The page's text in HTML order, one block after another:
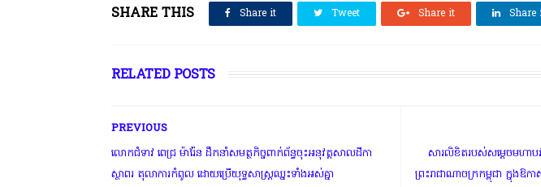
SHARE THIS Share it Tweet Share it Share
RELATED POSTS
សារលិខិតរបស់សម្តេចមហាប
ព្រះរាជាណាចក្រកម្ពុជា ក្នុងឱ
PREVIOUS
លោកជំទាវ ពេជ្រ ម៉ារ៉ែន ដឹកនាំសមត្ថកិច្ចពាក់ព័ន្ធចុះអនុវត្តសាលដីកា
ស្ថាពរ តុលាការកំពូល ដោយប្រើយុទ្ធសាស្ត្រឈ្នះទាំងអស់គ្នា
ជីវិតកូនខ្មែរ" ជាអង្គភាពមានច្បាប់អនុញ្ញាតិដោយក្រសួងពាណិជ្ជកម្ម ក្រសួងការងារ ក្រសួងព័ត៌មាន * ក្រមសិលធម៌ វិ